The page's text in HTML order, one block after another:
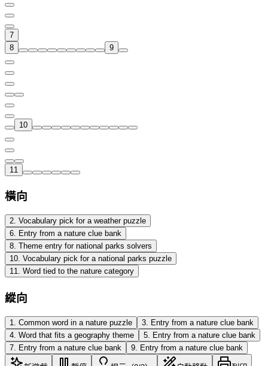
7
8
9
10
11
橫向
2. Vocabulary pick for a weather puzzle
6. Entry from a nature clue bank
8. Theme entry for national parks solvers
10. Vocabulary pick for a national parks puzzle
11. Word tied to the nature category
縱向
1 Common word in a nature puzzle 3 Entry from a nature clue bank
4 Word that fits a geography theme 5 Entry from a nature clue bank
7 Entry from a nature clue bank 9 Entry from a nature clue bank